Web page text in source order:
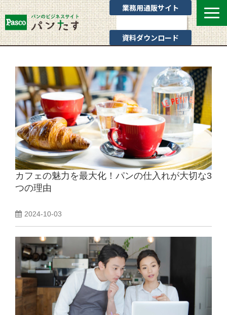
業務用通販サイト
資料ダウンロード
業態別提案
カテゴリ一覧
お役立ちブログ
Pascoのサポート
通販サイトのご案内
よくあるご質問
カフェの魅力を最大化！パンの仕入れが大切な3
つの理由
2024-10-03